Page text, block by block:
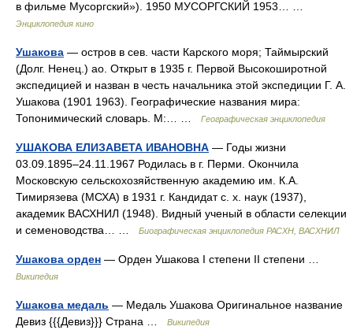
в фильме Мусоргский»). 1950 МУСОРГСКИЙ 1953… …
Энциклопедия кино
Ушакова — остров в сев. части Карского моря; Таймырский
(Долг. Ненец.) ао. Открыт в 1935 г. Первой Высокоширотной
экспедицией и назван в честь начальника этой экспедиции Г. А.
Ушакова (1901 1963). Географические названия мира:
Топонимический словарь. М:… …
Географическая энциклопедия
УШАКОВА ЕЛИЗАВЕТА ИВАНОВНА — Годы жизни
03.09.1895–24.11.1967 Родилась в г. Перми. Окончила
Московскую сельскохозяйственную академию им. К.А.
Тимирязева (МСХА) в 1931 г. Кандидат с. х. наук (1937),
академик ВАСХНИЛ (1948). Видный ученый в области селекции
и семеноводства… …
Биографическая энциклопедия РАСХН, ВАСХНИЛ
Ушакова орден — Орден Ушакова I степени II степени …
Википедия
Ушакова медаль — Медаль Ушакова Оригинальное название
Девиз {{{Девиз}}} Страна …
Википедия